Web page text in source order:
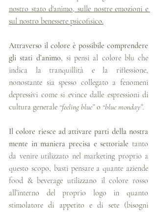
nostro stato d'animo, sulle nostre emozioni e
sul nostro benessere psicofisico.
Attraverso il colore è possibile comprendere
gli stati d’animo, si pensi al colore blu che
indica la tranquillità e la riflessione,
nonostante sia spesso collegato a fenomeni
depressivi come si evince dalle espressioni di
cultura generale “feeling blue” o “blue monday”.
Il colore riesce ad attivare parti della nostra
mente in maniera precisa e settoriale tanto
da venire utilizzato nel marketing proprio a
questo scopo, basti pensare a quante aziende
food & beverage utilizzano il colore rosso
all’interno del proprio logo in quanto
stimolatore di appetito e di sete (bisogni